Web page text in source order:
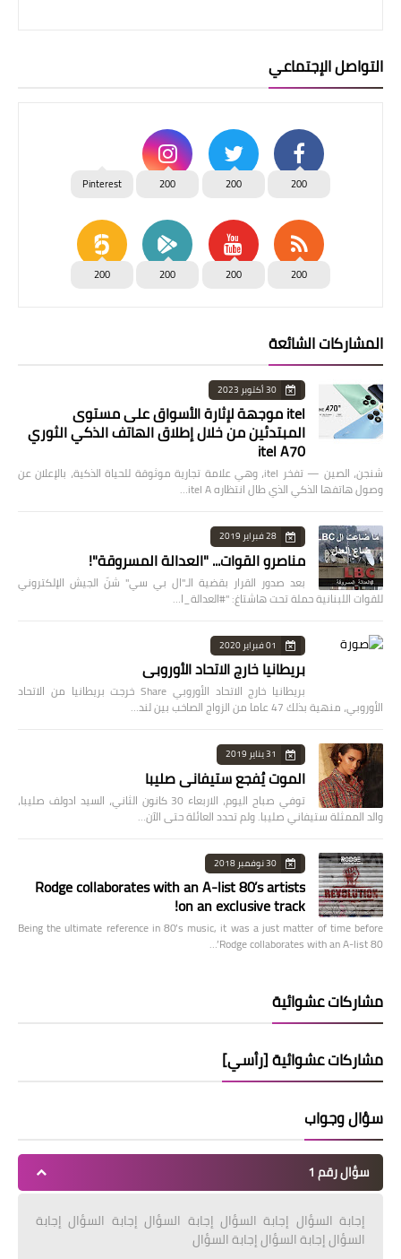
التواصل الإجتماعي
200
200
200
Pinterest
200
200
200
200
المشاركات الشائعة
30 أكتوبر 2023
itel موجهة لإثارة الأسواق على مستوى
المبتدئين من خلال إطلاق الهاتف الذكي الثوري
itel A70
شنجن، الصين — تفخر itel، وهي علامة تجارية موثوقة للحياة الذكية، بالإعلان عن
وصول هاتفها الذكي الذي طال انتظاره itel A…
28 فبراير 2019
مناصرو القوات... "العدالة المسروقة"!
بعد صدور القرار بقضية الـ"ال بي سي" شنّ الجيش الإلكتروني
للقوات اللبنانية حملة تحت هاشتاغ: "#العدالة_ا…
01 فبراير 2020
بريطانيا خارج الاتحاد الأوروبي
بريطانيا خارج الاتحاد الأوروبي Share خرجت بريطانيا من الاتحاد
الأوروبي، منهية بذلك 47 عاما من الزواج الصاخب بين لند…
31 يناير 2019
الموت يُفجع ستيفاني صليبا
توفي صباح اليوم، الاربعاء 30 كانون الثاني، السيد ادولف صليبا،
والد الممثلة ستيفاني صليبا. ولم تحدد العائلة حتى الآن…
30 نوفمبر 2018
Rodge collaborates with an A-list 80’s artists
on an exclusive track!
Being the ultimate reference in 80’s music, it was a just matter of time before
Rodge collaborates with an A-list 80’…
مشاركات عشوائية
مشاركات عشوائية [رأسي]
سؤال وجواب
سؤال رقم 1
إجابة السؤال إجابة السؤال إجابة السؤال إجابة السؤال إجابة
السؤال إجابة السؤال إجابة السؤال